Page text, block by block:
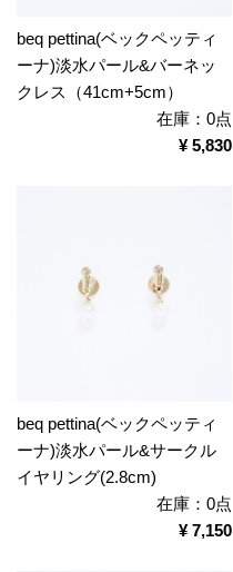
beq pettina(ベックペッティ
ーナ)淡水パール&バーネッ
クレス（41cm+5cm）
在庫：0点
¥ 5,830
beq pettina(ベックペッティ
ーナ)淡水パール&サークル
イヤリング(2.8cm)
在庫：0点
¥ 7,150